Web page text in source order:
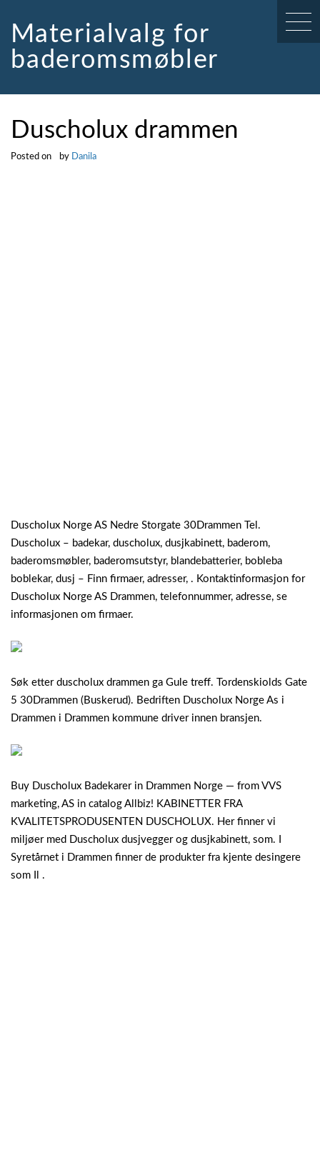
contentMaterialvalg for
baderomsmøbler
Duscholux drammen
Posted on by Danila
Duscholux Norge AS Nedre Storgate 30Drammen Tel.
Duscholux – badekar, duscholux, dusjkabinett, baderom,
baderomsmøbler, baderomsutstyr, blandebatterier, bobleba
boblekar, dusj – Finn firmaer, adresser, . Kontaktinformasjon for
Duscholux Norge AS Drammen, telefonnummer, adresse, se
informasjonen om firmaer.
Søk etter duscholux drammen ga Gule treff. Tordenskiolds Gate
5 30Drammen (Buskerud). Bedriften Duscholux Norge As i
Drammen i Drammen kommune driver innen bransjen.
Buy Duscholux Badekarer in Drammen Norge — from VVS
marketing, AS in catalog Allbiz! KABINETTER FRA
KVALITETSPRODUSENTEN DUSCHOLUX. Her finner vi
miljøer med Duscholux dusjvegger og dusjkabinett, som. I
Syretårnet i Drammen finner de produkter fra kjente desingere
som Il .